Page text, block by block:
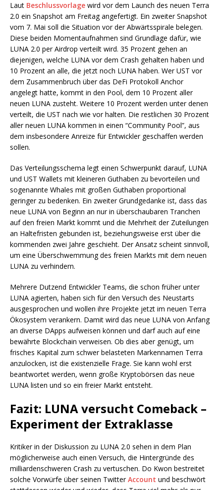
Laut Beschlussvorlage wird vor dem Launch des neuen Terra
2.0 ein Snapshot am Freitag angefertigt. Ein zweiter Snapshot
vom 7. Mai soll die Situation vor der Abwärtsspirale belegen.
Diese beiden Momentaufnahmen sind Grundlage dafür, wie
LUNA 2.0 per Airdrop verteilt wird. 35 Prozent gehen an
diejenigen, welche LUNA vor dem Crash gehalten haben und
10 Prozent an alle, die jetzt noch LUNA haben. Wer UST vor
dem Zusammenbruch über das DeFi Protokoll Anchor
angelegt hatte, kommt in den Pool, dem 10 Prozent aller
neuen LUNA zusteht. Weitere 10 Prozent werden unter denen
verteilt, die UST nach wie vor halten. Die restlichen 30 Prozent
aller neuen LUNA kommen in einen “Community Pool”, aus
dem insbesondere Anreize für Entwickler geschaffen werden
sollen.
Das Verteilungsschema legt einen Schwerpunkt darauf, LUNA
und UST Wallets mit kleineren Guthaben zu bevorteilen und
sogenannte Whales mit großen Guthaben proportional
geringer zu bedenken. Ein zweiter Grundgedanke ist, dass das
neue LUNA von Beginn an nur in überschaubaren Tranchen
auf den freien Markt kommt und die Mehrheit der Zuteilungen
an Haltefristen gebunden ist, beziehungsweise erst über die
kommenden zwei Jahre geschieht. Der Ansatz scheint sinnvoll,
um eine Überschwemmung des freien Markts mit dem neuen
LUNA zu verhindern.
Mehrere Dutzend Entwickler Teams, die schon früher unter
LUNA agierten, haben sich für den Versuch des Neustarts
ausgesprochen und wollen ihre Projekte jetzt im neuen Terra
Ökosystem verankern. Damit wird das neue LUNA von Anfang
an diverse DApps aufweisen können und darf auch auf eine
bewährte Blockchain verweisen. Ob dies aber genügt, um
frisches Kapital zum schwer belasteten Markennamen Terra
anzulocken, ist die existenzielle Frage. Sie kann wohl erst
beantwortet werden, wenn große Kryptobörsen das neue
LUNA listen und so ein freier Markt entsteht.
Fazit: LUNA versucht Comeback –
Experiment der Extraklasse
Kritiker in der Diskussion zu LUNA 2.0 sehen in dem Plan
möglicherweise auch einen Versuch, die Hintergründe des
milliardenschweren Crash zu vertuschen. Do Kwon bestreitet
solche Vorwürfe über seinen TwitterAccount und beschwört